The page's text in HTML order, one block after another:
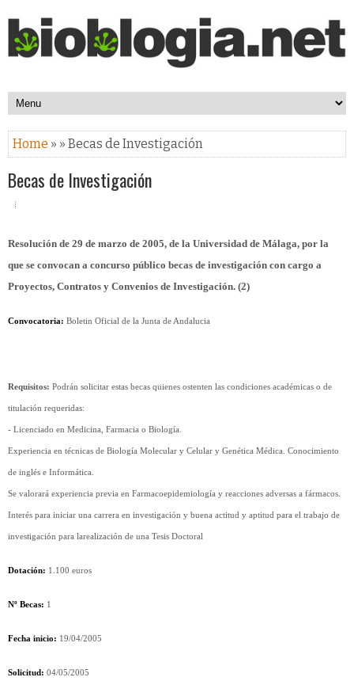
Home » » Becas de Investigación
Becas de Investigación
Resolución de 29 de marzo de 2005, de la Universidad de Málaga, por la
que se convocan a concurso público becas de investigación con cargo a
Proyectos, Contratos y Convenios de Investigación. (2)
Convocatoria: Boletin Oficial de la Junta de Andalucia
Requisitos: Podrán solicitar estas becas quienes ostenten las condiciones académicas o de
titulación requeridas:
- Licenciado en Medicina, Farmacia o Biología.
Experiencia en técnicas de Biología Molecular y Celular y Genética Médica. Conocimiento
de inglés e Informática.
Se valorará experiencia previa en Farmacoepidemiología y reacciones adversas a fármacos.
Interés para iniciar una carrera en investigación y buena actitud y aptitud para el trabajo de
investigación para larealización de una Tesis Doctoral
Dotación: 1.100 euros
Nº Becas: 1
Fecha inicio: 19/04/2005
Solicitud: 04/05/2005